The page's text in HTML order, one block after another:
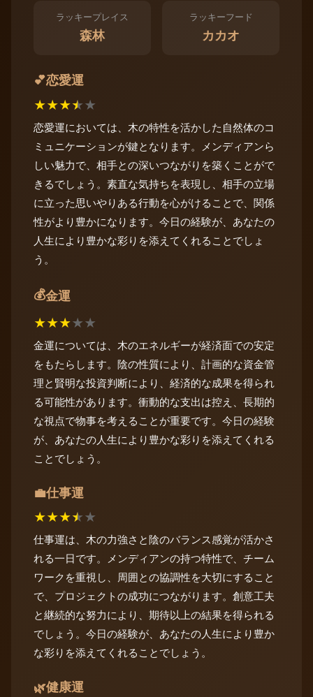
ラッキープレイス
森林
ラッキーフード
カカオ
💕恋愛運
★★★★★
恋愛運においては、木の特性を活かした自然体のコ
ミュニケーションが鍵となります。メンディアンら
しい魅力で、相手との深いつながりを築くことがで
きるでしょう。素直な気持ちを表現し、相手の立場
に立った思いやりある行動を心がけることで、関係
性がより豊かになります。今日の経験が、あなたの
人生により豊かな彩りを添えてくれることでしょ
う。
💰金運
★★★★★
金運については、木のエネルギーが経済面での安定
をもたらします。陰の性質により、計画的な資金管
理と賢明な投資判断により、経済的な成果を得られ
る可能性があります。衝動的な支出は控え、長期的
な視点で物事を考えることが重要です。今日の経験
が、あなたの人生により豊かな彩りを添えてくれる
ことでしょう。
💼仕事運
★★★★★
仕事運は、木の力強さと陰のバランス感覚が活かさ
れる一日です。メンディアンの持つ特性で、チーム
ワークを重視し、周囲との協調性を大切にすること
で、プロジェクトの成功につながります。創意工夫
と継続的な努力により、期待以上の結果を得られる
でしょう。今日の経験が、あなたの人生により豊か
な彩りを添えてくれることでしょう。
🌿健康運